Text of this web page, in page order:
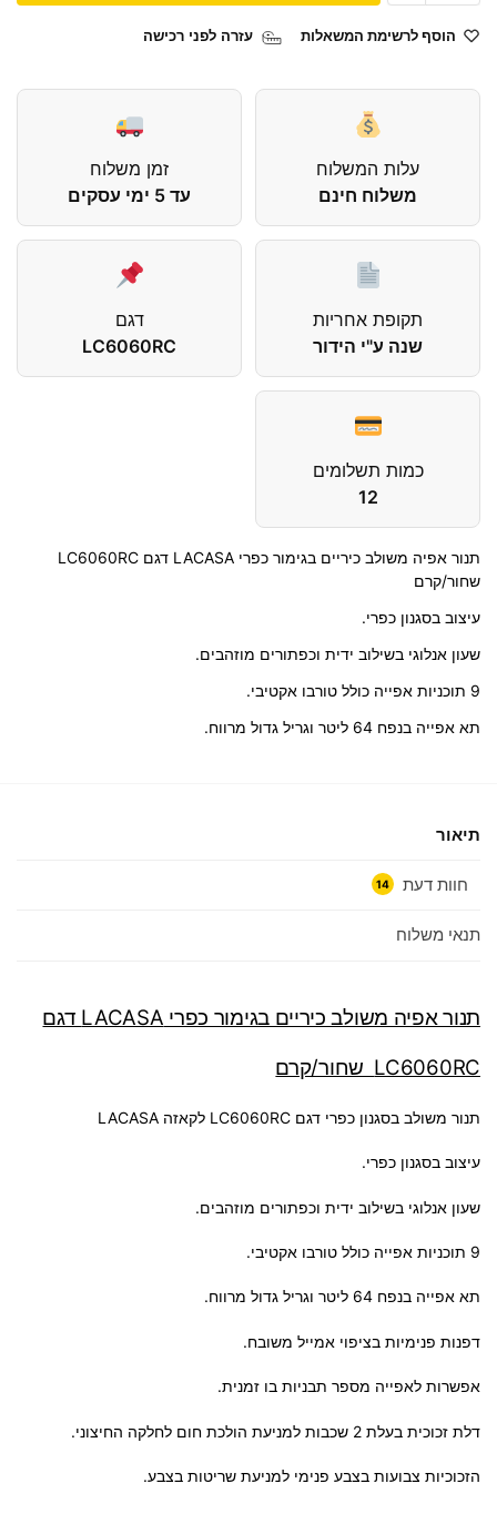
הוסף לרשימת המשאלות עזרה לפני רכישה
עלות המשלוח
משלוח חינם
זמן משלוח
עד 5 ימי עסקים
תקופת אחריות
שנה ע"י הידור
דגם
LC6060RC
כמות תשלומים
12
תנור אפיה משולב כיריים בגימור כפרי LACASA דגם LC6060RC
שחור/קרם
עיצוב בסגנון כפרי.
שעון אנלוגי בשילוב ידית וכפתורים מוזהבים.
9 תוכניות אפייה כולל טורבו אקטיבי.
תא אפייה בנפח 64 ליטר וגריל גדול מרווח.
תיאור
חוות דעת 14
תנאי משלוח
תנור אפיה משולב כיריים בגימור כפרי LACASA דגם
LC6060RC שחור/קרם
תנור משולב בסגנון כפרי דגם LC6060RC לקאזה LACASA
עיצוב בסגנון כפרי.
שעון אנלוגי בשילוב ידית וכפתורים מוזהבים.
9 תוכניות אפייה כולל טורבו אקטיבי.
תא אפייה בנפח 64 ליטר וגריל גדול מרווח.
דפנות פנימיות בציפוי אמייל משובח.
אפשרות לאפייה מספר תבניות בו זמנית.
דלת זכוכית בעלת 2 שכבות למניעת הולכת חום לחלקה החיצוני.
הזכוכיות צבועות בצבע פנימי למניעת שריטות בצבע.